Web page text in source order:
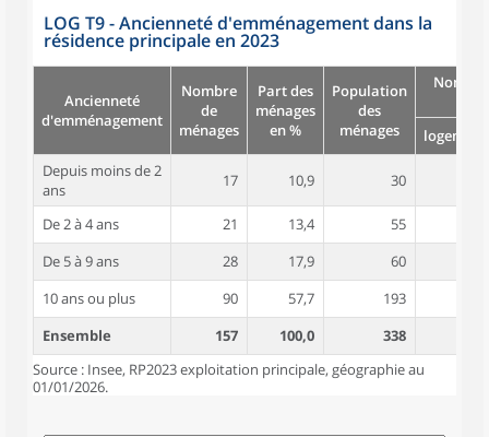
LOG T9 - Ancienneté d'emménagement dans la
résidence principale en 2023
Ancienneté
d'emménagement
Nombre
de
ménages
Part des
ménages
en %
Population
des
ménages
logement
Depuis moins de 2
ans
17 10,9 30
De 2 à 4 ans 21 13,4 55
De 5 à 9 ans
28 17,9 60
10 ans ou plus
90 57,7 193
Ensemble
157 100,0 338
Source : Insee, RP2023 exploitation principale, géographie au
01/01/2026.